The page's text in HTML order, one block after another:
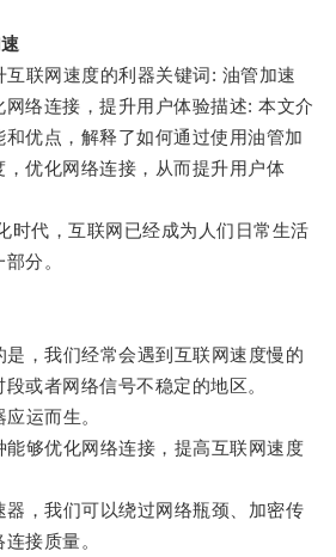
联网速度的利器关键词: 油管加速
络连接，提升用户体验描述: 本文介
优点，解释了如何通过使用油管加
优化网络连接，从而提升用户体
代，互联网已经成为人们日常生活
分。
，我们经常会遇到互联网速度慢的
或者网络信号不稳定的地区。
运而生。
够优化网络连接，提高互联网速度
，我们可以绕过网络瓶颈、加密传
接质量。